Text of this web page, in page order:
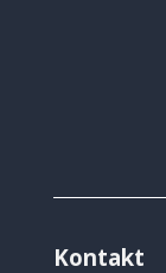
Kontakt